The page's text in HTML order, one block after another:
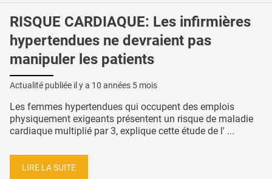
RISQUE CARDIAQUE: Les infirmières
hypertendues ne devraient pas
manipuler les patients
Actualité publiée il y a 10 années 5 mois
Les femmes hypertendues qui occupent des emplois
physiquement exigeants présentent un risque de maladie
cardiaque multiplié par 3, explique cette étude de l' ...
LIRE LA SUITE